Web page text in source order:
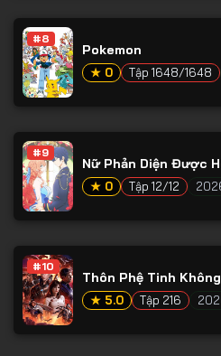
Tập 80
Tập 82
Tập 83
Tập 84
Tập 87
#8
Pokemon
★ 0 Tập 1648/1648
#9
Nữ Phản Diện Được
Giềng Yêu Mến
★ 0 Tập 12/12
#10
Thôn Phệ Tinh Không
★ 5.0 Tập 216